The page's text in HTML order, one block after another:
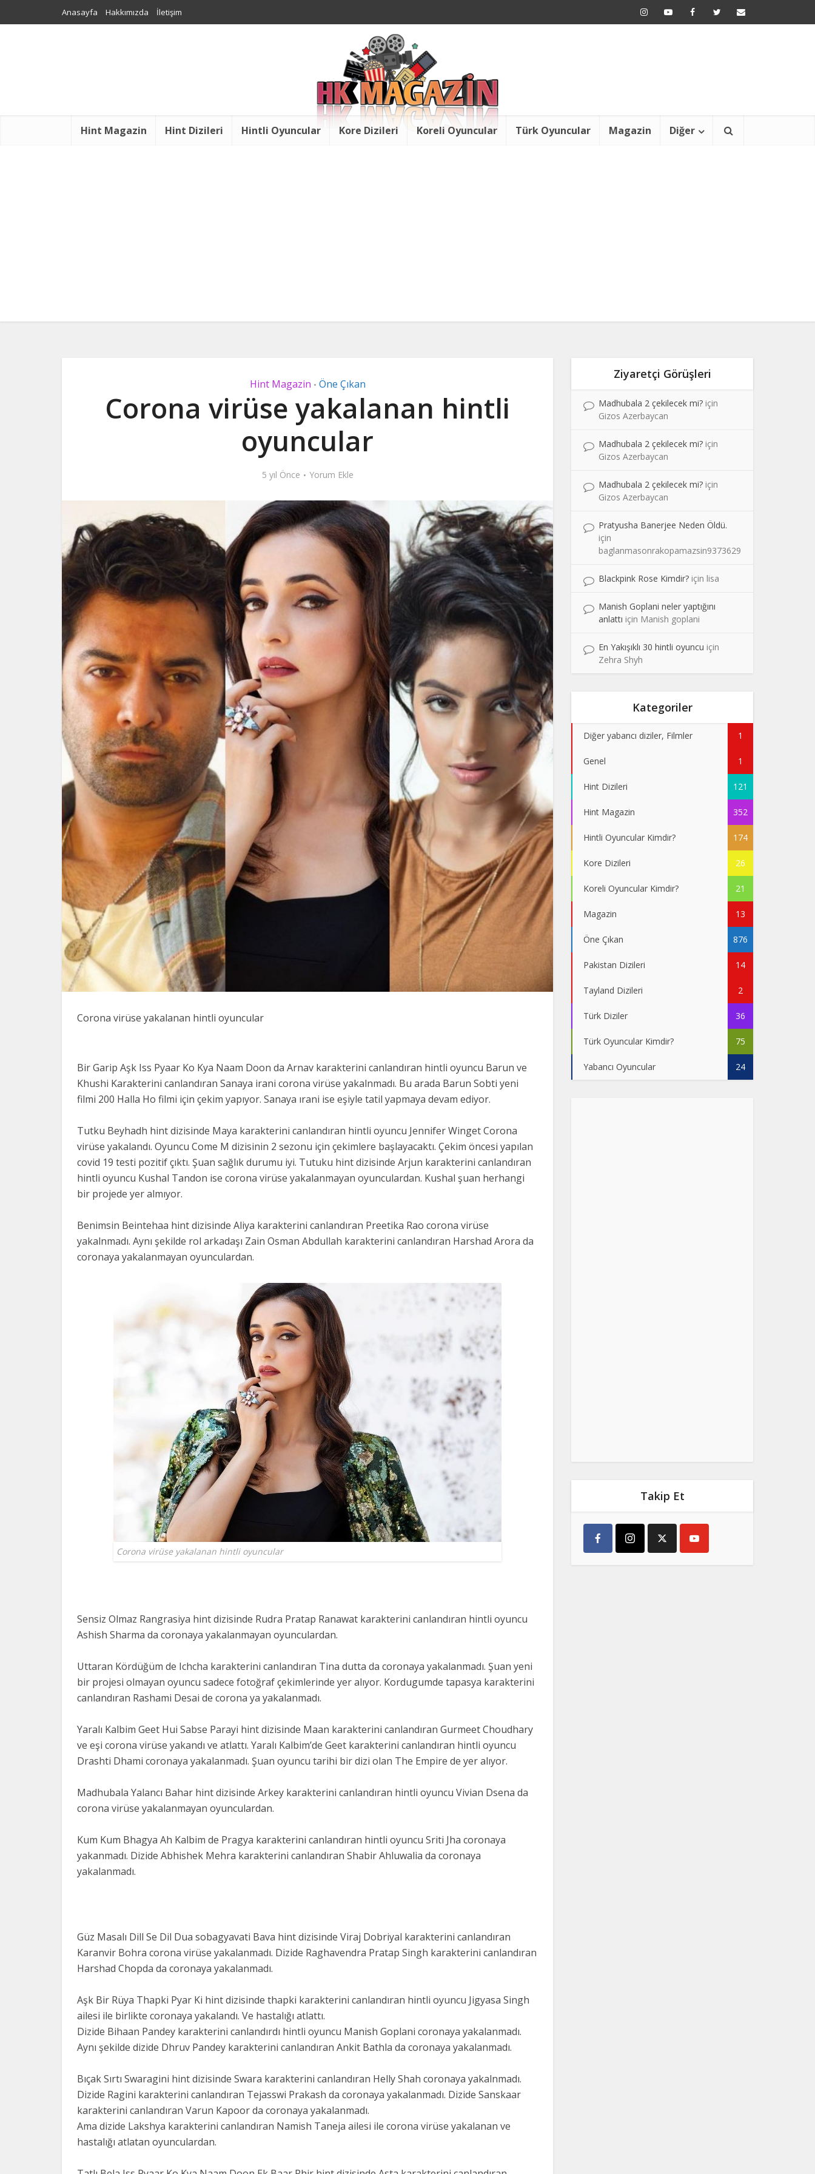
Anasayfa Hakkımızda İletişim
Hint Magazin Hint Dizileri Hintli Oyuncular Kore Dizileri Koreli Oyuncular Türk Oyuncular Magazin Diğer
Hint Magazin • Öne Çıkan
Corona virüse yakalanan hintli
oyuncular
5 yıl Önce Yorum Ekle
Corona virüse yakalanan hintli oyuncular
Bir Garip Aşk Iss Pyaar Ko Kya Naam Doon da Arnav karakterini canlandıran hintli oyuncu Barun ve
Khushi Karakterini canlandıran Sanaya irani corona virüse yakalnmadı. Bu arada Barun Sobti yeni
filmi 200 Halla Ho filmi için çekim yapıyor. Sanaya ırani ise eşiyle tatil yapmaya devam ediyor.
Tutku Beyhadh hint dizisinde Maya karakterini canlandıran hintli oyuncu Jennifer Winget Corona
virüse yakalandı. Oyuncu Come M dizisinin 2 sezonu için çekimlere başlayacaktı. Çekim öncesi yapılan
covid 19 testi pozitif çıktı. Şuan sağlık durumu iyi. Tutuku hint dizisinde Arjun karakterini canlandıran
hintli oyuncu Kushal Tandon ise corona virüse yakalanmayan oyunculardan. Kushal şuan herhangi
bir projede yer almıyor.
Benimsin Beintehaa hint dizisinde Aliya karakterini canlandıran Preetika Rao corona virüse
yakalnmadı. Aynı şekilde rol arkadaşı Zain Osman Abdullah karakterini canlandıran Harshad Arora da
coronaya yakalanmayan oyunculardan.
Corona virüse yakalanan hintli oyuncular
Sensiz Olmaz Rangrasiya hint dizisinde Rudra Pratap Ranawat karakterini canlandıran hintli oyuncu
Ashish Sharma da coronaya yakalanmayan oyunculardan.
Uttaran Kördüğüm de Ichcha karakterini canlandıran Tina dutta da coronaya yakalanmadı. Şuan yeni
bir projesi olmayan oyuncu sadece fotoğraf çekimlerinde yer alıyor. Kordugumde tapasya karakterini
canlandıran Rashami Desai de corona ya yakalanmadı.
Yaralı Kalbim Geet Hui Sabse Parayi hint dizisinde Maan karakterini canlandıran Gurmeet Choudhary
ve eşi corona virüse yakandı ve atlattı. Yaralı Kalbim’de Geet karakterini canlandıran hintli oyuncu
Drashti Dhami coronaya yakalanmadı. Şuan oyuncu tarihi bir dizi olan The Empire de yer alıyor.
Madhubala Yalancı Bahar hint dizisinde Arkey karakterini canlandıran hintli oyuncu Vivian Dsena da
corona virüse yakalanmayan oyunculardan.
Kum Kum Bhagya Ah Kalbim de Pragya karakterini canlandıran hintli oyuncu Sriti Jha coronaya
yakanmadı. Dizide Abhishek Mehra karakterini canlandıran Shabir Ahluwalia da coronaya
yakalanmadı.
Güz Masalı Dill Se Dil Dua sobagyavati Bava hint dizisinde Viraj Dobriyal karakterini canlandıran
Karanvir Bohra corona virüse yakalanmadı. Dizide Raghavendra Pratap Singh karakterini canlandıran
Harshad Chopda da coronaya yakalanmadı.
Aşk Bir Rüya Thapki Pyar Ki hint dizisinde thapki karakterini canlandıran hintli oyuncu Jigyasa Singh
ailesi ile birlikte coronaya yakalandı. Ve hastalığı atlattı.
Dizide Bihaan Pandey karakterini canlandırdı hintli oyuncu Manish Goplani coronaya yakalanmadı.
Aynı şekilde dizide Dhruv Pandey karakterini canlandıran Ankit Bathla da coronaya yakalanmadı.
Bıçak Sırtı Swaragini hint dizisinde Swara karakterini canlandıran Helly Shah coronaya yakalnmadı.
Dizide Ragini karakterini canlandıran Tejasswi Prakash da coronaya yakalanmadı. Dizide Sanskaar
karakterini canlandıran Varun Kapoor da coronaya yakalanmadı.
Ama dizide Lakshya karakterini canlandıran Namish Taneja ailesi ile corona virüse yakalanan ve
hastalığı atlatan oyunculardan.
Ziyaretçi Görüşleri
Madhubala 2 çekilecek mi? için
Gizos Azerbaycan
Madhubala 2 çekilecek mi? için
Gizos Azerbaycan
Madhubala 2 çekilecek mi? için
Gizos Azerbaycan
Pratyusha Banerjee Neden Öldü.
için
baglanmasonrakopamazsin9373629
Blackpink Rose Kimdir? için lisa
Manish Goplani neler yaptığını
anlattı için Manish goplani
En Yakışıklı 30 hintli oyuncu için
Zehra Shyh
Kategoriler
Diğer yabancı diziler, Filmler 1
Genel 1
Hint Dizileri 121
Hint Magazin 352
Hintli Oyuncular Kimdir? 174
Kore Dizileri 26
Koreli Oyuncular Kimdir? 21
Magazin 13
Öne Çıkan 876
Pakistan Dizileri 14
Tayland Dizileri 2
Türk Diziler 36
Türk Oyuncular Kimdir? 75
Yabancı Oyuncular 24
Takip Et